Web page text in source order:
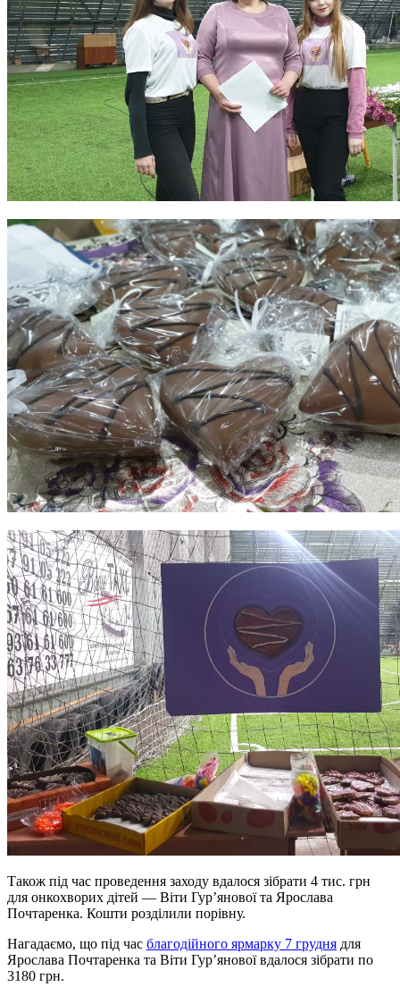
Також під час проведення заходу вдалося зібрати 4 тис. грн
для онкохворих дітей — Віти Гур’янової та Ярослава
Почтаренка. Кошти розділили порівну.
Нагадаємо, що під час благодійного ярмарку 7 грудня для
Ярослава Почтаренка та Віти Гур’янової вдалося зібрати по
3180 грн.